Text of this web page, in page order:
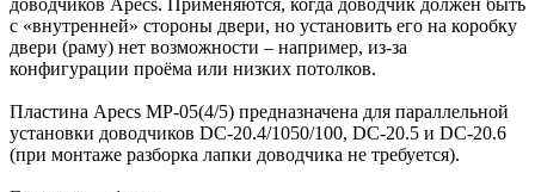
с «внутренней» стороны двери, но установить его на коробку
двери (раму) нет возможности – например, из-за
конфигурации проёма или низких потолков.
Пластина Apecs MP-05(4/5) предназначена для параллельной
установки доводчиков DC-20.4/1050/100, DC-20.5 и DC-20.6
(при монтаже разборка лапки доводчика не требуется).